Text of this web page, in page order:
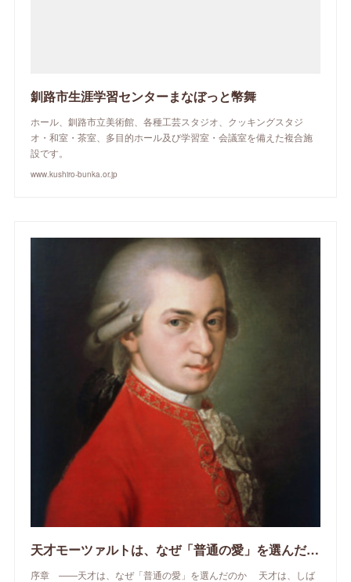
釧路市生涯学習センターまなぼっと幣舞
ホール、釧路市立美術館、各種工芸スタジオ、クッキングスタジ
オ・和室・茶室、多目的ホール及び学習室・会議室を備えた複合施
設です。
www.kushiro-bunka.or.jp
天才モーツァルトは、なぜ「普通の愛」を選んだのか
序章 ——天才は、なぜ「普通の愛」を選んだのか 天才は、しば